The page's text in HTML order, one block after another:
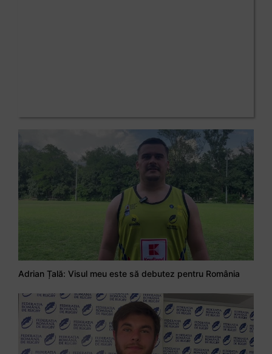
Adrian Țală: Visul meu este să debutez pentru România